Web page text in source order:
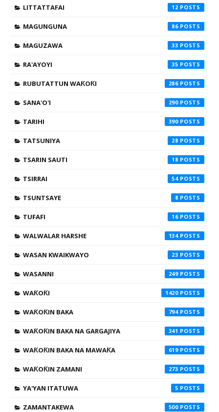
LITTATTAFAI 12
MAGUNGUNA 86
MAGUZAWA 33
RA'AYOYI 35
RUBUTATTUN WAƘOƘI 286
SANA'O'I 290
TARIHI 390
TATSUNIYA 28
TSARIN SAUTI 18
TSIRRAI 54
TSUNTSAYE 8
TUFAFI 16
WALWALAR HARSHE 134
WASAN KWAIKWAYO 23
WASANNI 249
WAƘOƘI 1420
WAƘOƘIN BAKA 794
WAƘOƘIN BAKA NA GARGAJIYA 341
WAƘOƘIN BAKA NA MAWAƘA 619
WAƘOƘIN ZAMANI 273
YA'YAN ITATUWA 5
ZAMANTAKEWA 500